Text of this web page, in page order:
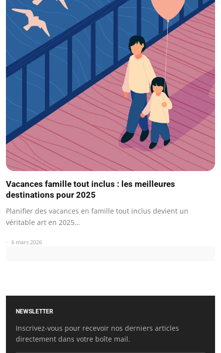
Vacances famille tout inclus : les meilleures
destinations pour 2025
Planifier des vacances en famille tout inclus devient un
véritable art en 2025…
6 mars 2026
NEWSLETTER
Inscrivez-vous pour recevoir nos derniers articles
directement dans votre boîte mail.